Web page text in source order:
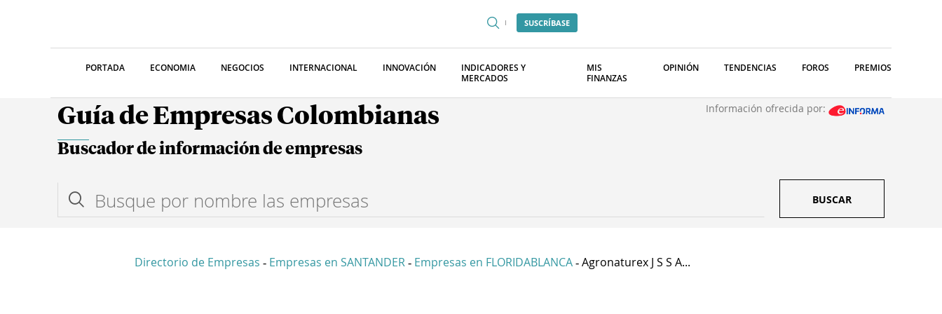
SUSCRÍBASE
PORTADA ECONOMIA NEGOCIOS INTERNACIONAL INNOVACIÓN
INDICADORES Y
MERCADOS
MIS
FINANZAS
OPINIÓN TENDENCIAS FOROS PREMIOS
Guía de Empresas Colombianas Información ofrecida por:
Buscador de información de empresas
BUSCAR
Directorio de Empresas - Empresas en SANTANDER - Empresas en FLORIDABLANCA - Agronaturex J S S A...